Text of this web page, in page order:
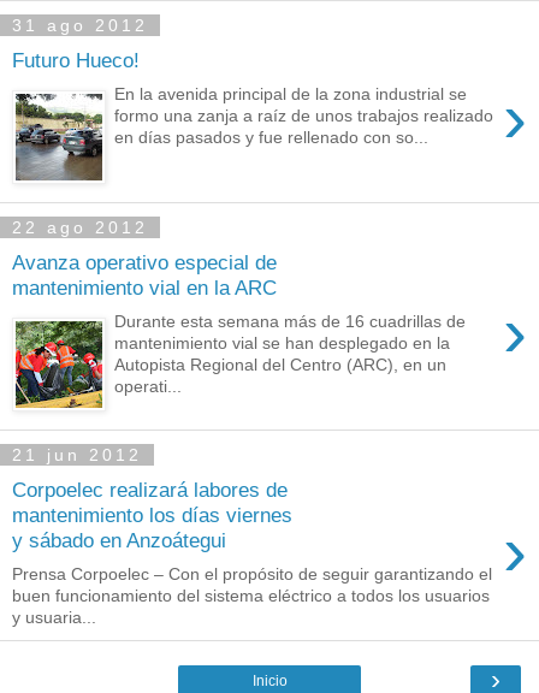
31 ago 2012
Futuro Hueco!
›
En la avenida principal de la zona industrial se
formo una zanja a raíz de unos trabajos realizado
en días pasados y fue rellenado con so...
22 ago 2012
Avanza operativo especial de
mantenimiento vial en la ARC
›
Durante esta semana más de 16 cuadrillas de
mantenimiento vial se han desplegado en la
Autopista Regional del Centro (ARC), en un
operati...
21 jun 2012
Corpoelec realizará labores de
mantenimiento los días viernes
y sábado en Anzoátegui
›
Prensa Corpoelec – Con el propósito de seguir garantizando el
buen funcionamiento del sistema eléctrico a todos los usuarios
y usuaria...
›
Inicio